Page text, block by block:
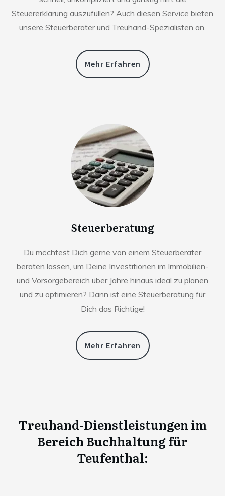
Steuererklärung auszufüllen? Auch diesen Service bieten
unsere Steuerberater und Treuhand-Spezialisten an.
Mehr Erfahren
Steuerberatung
Du möchtest Dich gerne von einem Steuerberater
beraten lassen, um Deine Investitionen im Immobilien-
und Vorsorgebereich über Jahre hinaus ideal zu planen
und zu optimieren? Dann ist eine Steuerberatung für
Dich das Richtige!
Mehr Erfahren
Treuhand-Dienstleistungen im
Bereich Buchhaltung für
Teufenthal: